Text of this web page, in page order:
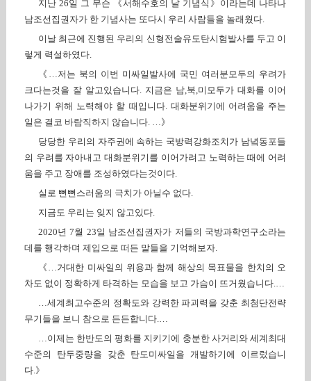
지난 26일 그 무슨 《서해수호의 날 기념식》이라는데 나타나
남조선집권자가 한 기념사는 또다시 우리 사람들을 놀래웠다.
이날 최근에 진행된 우리의 신형전술유도탄시험발사를 두고 이
렇게 력설하였다.
《…저는 북의 이번 미싸일발사에 국민 여러분모두의 우려가
크다는것을 잘 알고있습니다. 지금은 남,북,미모두가 대화를 이어
나가기 위해 노력해야 할 때입니다. 대화분위기에 어려움을 주는
일은 결코 바람직하지 않습니다. …》
당당한 우리의 자주권에 속하는 국방력강화조치가 남녘동포들
의 우려를 자아내고 대화분위기를 이어가려고 노력하는 때에 어려
움을 주고 장애를 조성하였다는것이다.
실로 뻔뻔스러움의 극치가 아닐수 없다.
지금도 우리는 잊지 않고있다.
2020년 7월 23일 남조선집권자가 저들의 국방과학연구소라는
데를 행각하며 제입으로 떠든 말들을 기억해보자.
《…거대한 미싸일의 위용과 함께 해상의 목표물을 한치의 오
차도 없이 정확하게 타격하는 모습을 보고 가슴이 뜨거웠습니다.…
…세계최고수준의 정확도와 강력한 파괴력을 갖춘 최첨단전략
무기들을 보니 참으로 든든합니다.…
…이제는 한반도의 평화를 지키기에 충분한 사거리와 세계최대
수준의 탄두중량을 갖춘 탄도미싸일을 개발하기에 이르렀습니
다.》